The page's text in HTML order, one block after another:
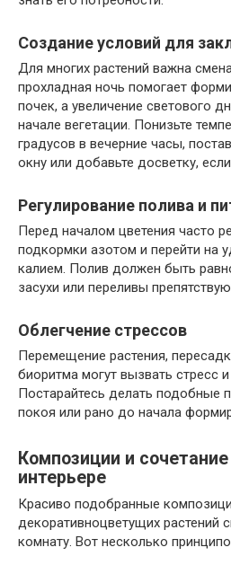
Создание условий для
Для многих растений важна
прохладная ночь помогает
почек, а увеличение светового
начале вегетации. Понизьте
градусов в вечерние часы,
окну или добавьте досветку,
Регулирование полива и
Перед началом цветения часто
подкормки азотом и перейти на
калием. Полив должен быть
засухи или переливы
Облегчение стрессов
Перемещение растения,
биоритма могут вызвать стресс
Постарайтесь делать подобные
покоя или рано до начала
Композиции и
интерьере
Красиво подобранные
декоративноцветущих растений
комнату. Вот несколько